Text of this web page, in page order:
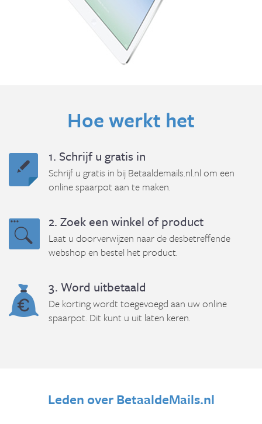
Hoe werkt het
1. Schrijf u gratis in
Schrijf u gratis in bij Betaaldemails.nl.nl om een
online spaarpot aan te maken.
2. Zoek een winkel of product
Laat u doorverwijzen naar de desbetreffende
webshop en bestel het product.
3. Word uitbetaald
De korting wordt toegevoegd aan uw online
spaarpot. Dit kunt u uit laten keren.
Leden over BetaaldeMails.nl